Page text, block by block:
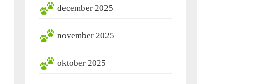
december 2025
november 2025
oktober 2025